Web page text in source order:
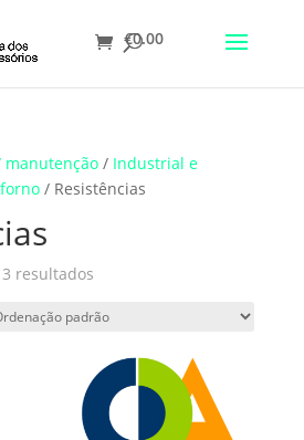
€0.00
manutenção/ Industrial e
/ Resistências
resultados